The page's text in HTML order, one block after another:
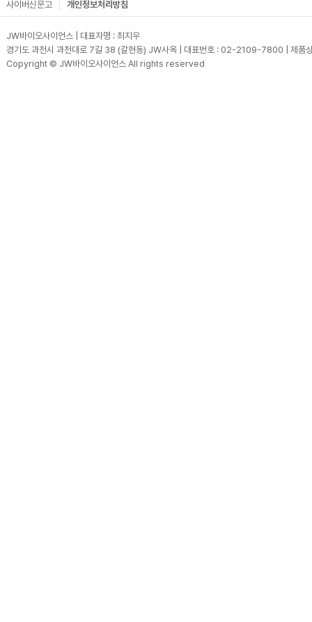
사이버신문고 개인정보처리방침
JW바이오사이언스 | 대표자명 : 최지우
경기도 과천시 과천대로 7길 38 (갈현동) JW사옥 | 대표번호 : 02-2109-7800 | 제
Copyright © JW바이오사이언스 All rights reserved